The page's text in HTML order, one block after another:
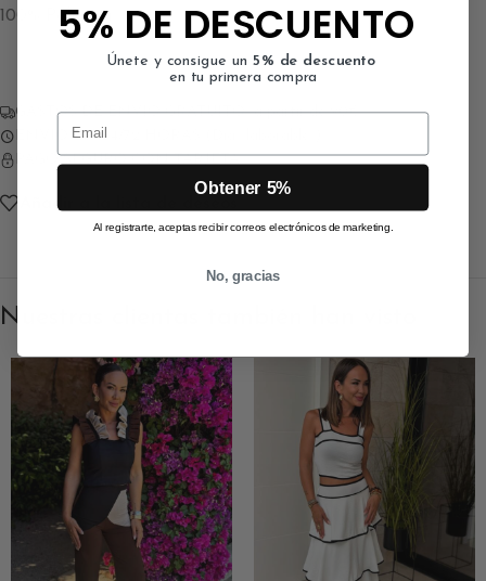
100% Poliéster
GASTOS DE ENVÍO GRATUITO a partir de 90€
ENVÍO EN 24/72 HORAS (Días laborables)
PAGO SEGURO CON TARJETA
Añadir a la lista de deseos
Nuestras clientas también han visto
5% DE DESCUENTO
Únete y consigue un 5% de descuento
en tu primera compra
Email
Obtener 5%
Al registrarte, aceptas recibir correos electrónicos de marketing.
No, gracias